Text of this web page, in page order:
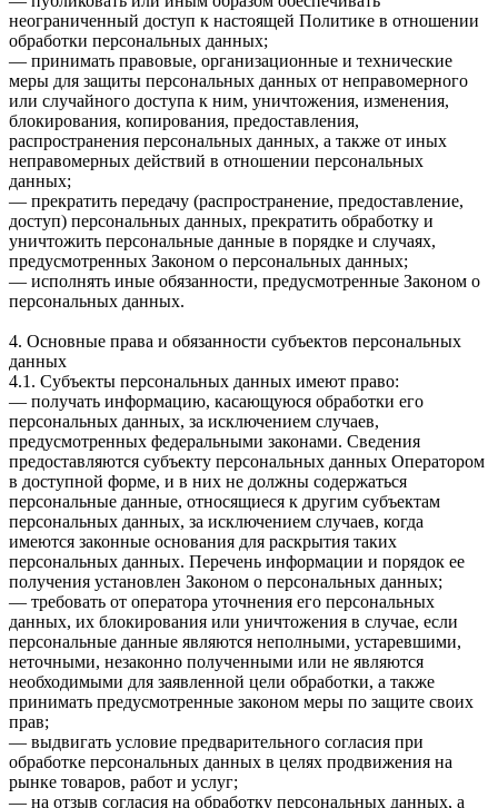
неограниченный доступ к настоящей Политике в отношении
обработки персональных данных;
— принимать правовые, организационные и технические
меры для защиты персональных данных от неправомерного
или случайного доступа к ним, уничтожения, изменения,
блокирования, копирования, предоставления,
распространения персональных данных, а также от иных
неправомерных действий в отношении персональных
данных;
— прекратить передачу (распространение, предоставление,
доступ) персональных данных, прекратить обработку и
уничтожить персональные данные в порядке и случаях,
предусмотренных Законом о персональных данных;
— исполнять иные обязанности, предусмотренные Законом о
персональных данных.
4. Основные права и обязанности субъектов персональных
данных
4.1. Субъекты персональных данных имеют право:
— получать информацию, касающуюся обработки его
персональных данных, за исключением случаев,
предусмотренных федеральными законами. Сведения
предоставляются субъекту персональных данных Оператором
в доступной форме, и в них не должны содержаться
персональные данные, относящиеся к другим субъектам
персональных данных, за исключением случаев, когда
имеются законные основания для раскрытия таких
персональных данных. Перечень информации и порядок ее
получения установлен Законом о персональных данных;
— требовать от оператора уточнения его персональных
данных, их блокирования или уничтожения в случае, если
персональные данные являются неполными, устаревшими,
неточными, незаконно полученными или не являются
необходимыми для заявленной цели обработки, а также
принимать предусмотренные законом меры по защите своих
прав;
— выдвигать условие предварительного согласия при
обработке персональных данных в целях продвижения на
рынке товаров, работ и услуг;
— на отзыв согласия на обработку персональных данных, а